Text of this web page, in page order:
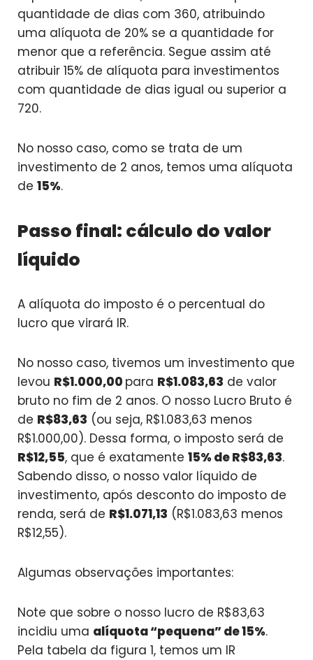
quantidade de dias com 360, atribuindo
uma alíquota de 20% se a quantidade for
menor que a referência. Segue assim até
atribuir 15% de alíquota para investimentos
com quantidade de dias igual ou superior a
720.
No nosso caso, como se trata de um
investimento de 2 anos, temos uma alíquota
de 15%.
Passo final: cálculo do valor
líquido
A alíquota do imposto é o percentual do
lucro que virará IR.
No nosso caso, tivemos um investimento que
levou R$1.000,00 para R$1.083,63 de valor
bruto no fim de 2 anos. O nosso Lucro Bruto é
de R$83,63 (ou seja, R$1.083,63 menos
R$1.000,00). Dessa forma, o imposto será de
R$12,55, que é exatamente 15% de R$83,63.
Sabendo disso, o nosso valor líquido de
investimento, após desconto do imposto de
renda, será de R$1.071,13 (R$1.083,63 menos
R$12,55).
Algumas observações importantes:
Note que sobre o nosso lucro de R$83,63
incidiu uma alíquota “pequena” de 15%.
Pela tabela da figura 1, temos um IR